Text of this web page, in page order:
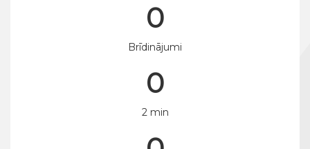
0
Brīdinājumi
0
2 min